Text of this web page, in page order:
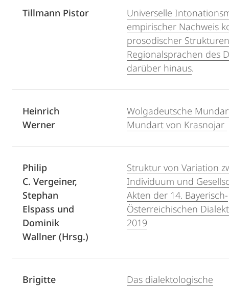
Tillmann Pistor
Universelle
empirischer Nachweis
prosodischer
Regionalsprachen des
darüber hinaus.
Heinrich
Werner
Wolgadeutsche
Mundart von Krasnojar
Philip
C. Vergeiner,
Stephan
Elspass und
Dominik
Wallner (Hrsg.)
Struktur von Variation
Individuum und
Akten der 14. Bayerisch-
Österreichischen
2019
Brigitte
Das dialektologische